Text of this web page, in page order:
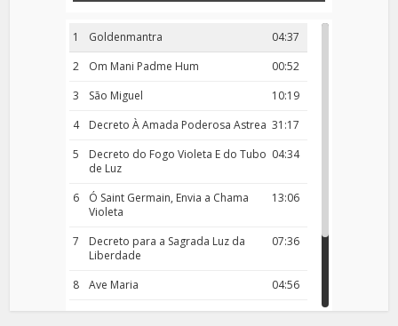
1 04:37
Goldenmantra
2
00:52
Om Mani Padme Hum
3
10:19
São Miguel
4
31:17
Decreto À Amada Poderosa Astrea
5
04:34
Decreto do Fogo Violeta E do Tubo
de Luz
6
13:06
Ó Saint Germain, Envia a Chama
Violeta
7
07:36
Decreto para a Sagrada Luz da
Liberdade
8
04:56
Ave Maria
9
18:00
Rosário da Criança